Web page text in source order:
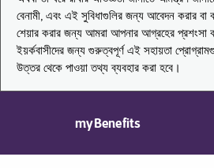
বেনামী, এবং এই সুবিধাগুলির জন্য আবেদন করার বা
শেয়ার করার জন্য আমরা আপনার আগ্রহের প্রশংসা
ইয়র্কবাসীদের জন্য গুরুত্বপূর্ণ এই সহায়তা
উত্তর থেকে পাওয়া তথ্য ব্যবহার করা হবে।
myBenefits